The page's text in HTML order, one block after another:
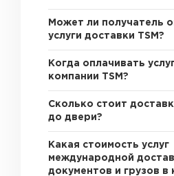
Может ли получатель
услуги доставки TSM?
Когда оплачивать
компании TSM?
Сколько стоит
до двери?
Какая стоимость услуг
международной
документов и грузов в